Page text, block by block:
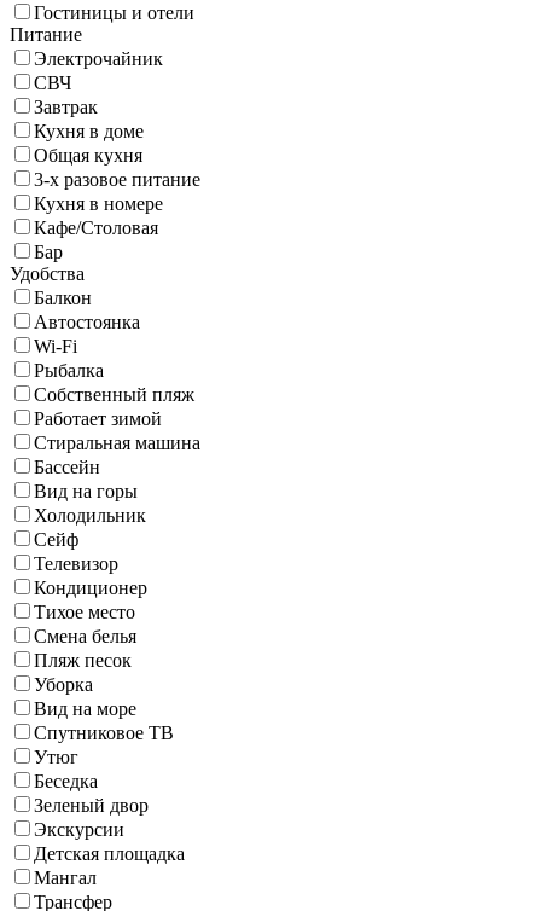
Гостиницы и отели
Питание
Электрочайник
СВЧ
Завтрак
Кухня в доме
Общая кухня
3-х разовое питание
Кухня в номере
Кафе/Столовая
Бар
Удобства
Балкон
Автостоянка
Wi-Fi
Рыбалка
Собственный пляж
Работает зимой
Стиральная машина
Бассейн
Вид на горы
Холодильник
Сейф
Телевизор
Кондиционер
Тихое место
Смена белья
Пляж песок
Уборка
Вид на море
Спутниковое ТВ
Утюг
Беседка
Зеленый двор
Экскурсии
Детская площадка
Мангал
Трансфер